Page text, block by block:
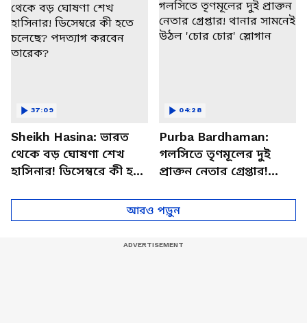
Sheikh Hasina: ভারত
থেকে বড় ঘোষণা শেখ
হাসিনার! ডিসেম্বরে কী হতে
37:09
Purba Bardhaman:
গলসিতে তৃণমূলের দুই
প্রাক্তন নেতার গ্রেপ্তার!
চোর' স্লোগান
04:28
আরও পড়ুন